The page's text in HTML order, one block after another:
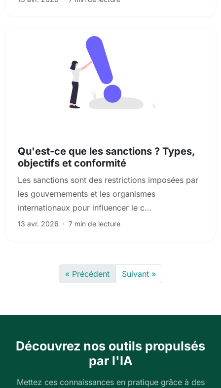
Qu'est-ce que les sanctions ? Types,
objectifs et conformité
Les sanctions sont des restrictions imposées par
les gouvernements et les organismes
internationaux pour influencer le c...
13 avr. 2026 · 7 min de lecture
« Précédent Suivant »
Découvrez nos outils propulsés
par l'IA
Mettez ces connaissances en pratique grâce à des